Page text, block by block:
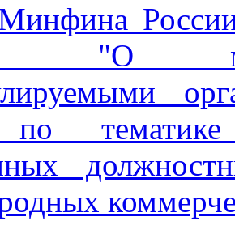
"О
тематике